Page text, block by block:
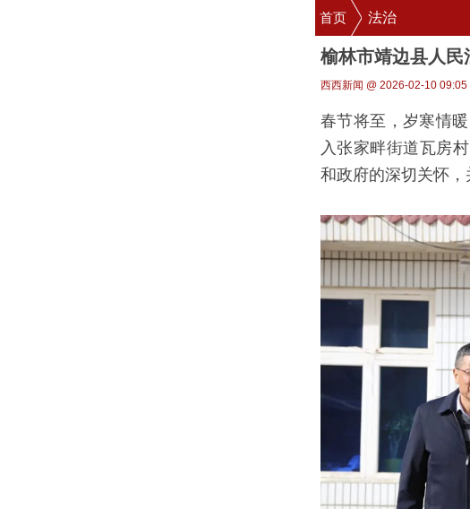
首页 法治
榆林市靖边县人
西西新闻 @ 2026-02-10 09:05
春节将至，岁寒情
入张家畔街道瓦房
和政府的深切关怀，